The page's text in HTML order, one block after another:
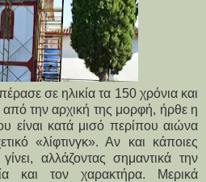
σε ηλικία τα 150 χρόνια και
από την αρχική της μορφή, ήρθε η
είναι κατά μισό περίπου αιώνα
«λίφτινγκ». Αν και κάποιες
αλλάζοντας σημαντικά την
και τον χαρακτήρα. Μερικά